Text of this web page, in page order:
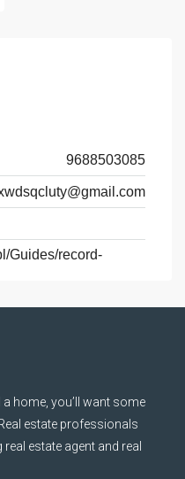
9688503085
Guides/record-
home, you’ll want some
estate professionals
estate agent and real